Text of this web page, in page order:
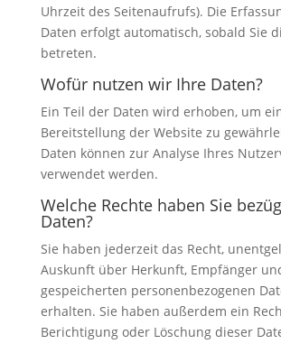
Uhrzeit des Seitenaufrufs). Die
Daten erfolgt automatisch, sobald Sie
betreten.
Wofür nutzen wir Ihre Daten?
Ein Teil der Daten wird erhoben, um
Bereitstellung der Website zu
Daten können zur Analyse Ihres
verwendet werden.
Welche Rechte haben Sie
Daten?
Sie haben jederzeit das Recht,
Auskunft über Herkunft, Empfänger
gespeicherten personenbezogenen
erhalten. Sie haben außerdem ein
Berichtigung oder Löschung dieser